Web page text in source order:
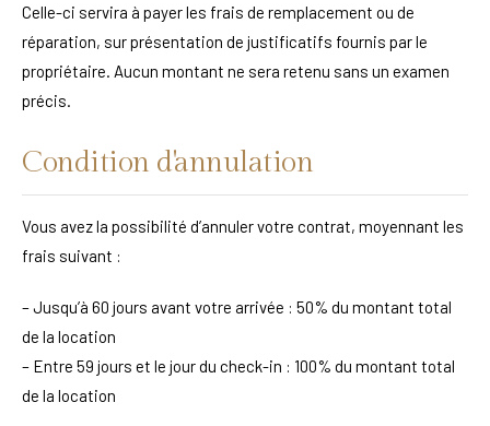
Celle-ci servira à payer les frais de remplacement ou de
réparation, sur présentation de justificatifs fournis par le
propriétaire. Aucun montant ne sera retenu sans un examen
précis.
Condition d'annulation
Vous avez la possibilité d’annuler votre contrat, moyennant les
frais suivant :
– Jusqu’à 60 jours avant votre arrivée : 50% du montant total
de la location
– Entre 59 jours et le jour du check-in : 100% du montant total
de la location